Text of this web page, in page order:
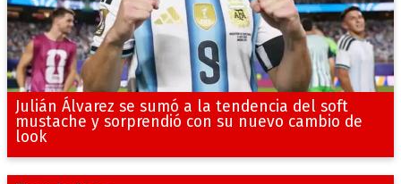
Julián Álvarez se sumó a la tendencia del soft
mustache y sorprendió con su nuevo cambio de
look